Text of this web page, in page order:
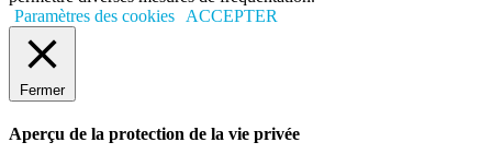
Paramètres des cookies
ACCEPTER
Fermer
Aperçu de la protection de la vie privée